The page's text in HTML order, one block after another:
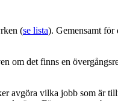
(se lista). Gemensamt för
om det finns en
avgöra vilka jobb som är